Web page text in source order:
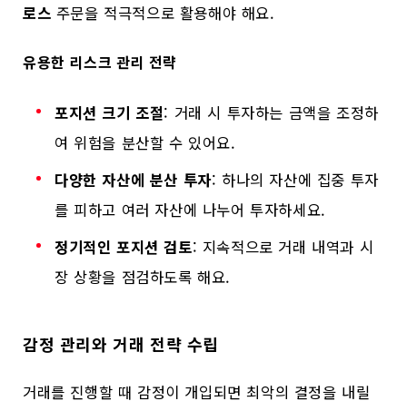
로스 주문을 적극적으로 활용해야 해요.
유용한 리스크 관리 전략
포지션 크기 조절: 거래 시 투자하는 금액을 조정하
여 위험을 분산할 수 있어요.
다양한 자산에 분산 투자: 하나의 자산에 집중 투자
를 피하고 여러 자산에 나누어 투자하세요.
정기적인 포지션 검토: 지속적으로 거래 내역과 시
장 상황을 점검하도록 해요.
감정 관리와 거래 전략 수립
거래를 진행할 때 감정이 개입되면 최악의 결정을 내릴